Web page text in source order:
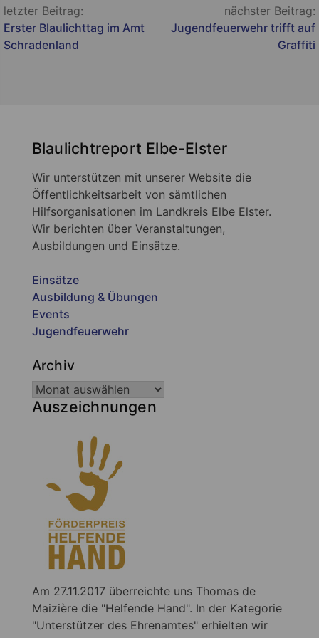
Beitragsnavigation
letzter Beitrag:
Erster Blaulichttag im Amt
Schradenland
nächster Beitrag:
Jugendfeuerwehr trifft auf
Graffiti
Blaulichtreport Elbe-Elster
Wir unterstützen mit unserer Website die
Öffentlichkeitsarbeit von sämtlichen
Hilfsorganisationen im Landkreis Elbe Elster.
Wir berichten über Veranstaltungen,
Ausbildungen und Einsätze.
Einsätze
Ausbildung & Übungen
Events
Jugendfeuerwehr
Archiv
Auszeichnungen
Am 27.11.2017 überreichte uns Thomas de
Maizière die "Helfende Hand". In der Kategorie
"Unterstützer des Ehrenamtes" erhielten wir